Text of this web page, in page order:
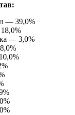
— 39,0%
— 3,0%